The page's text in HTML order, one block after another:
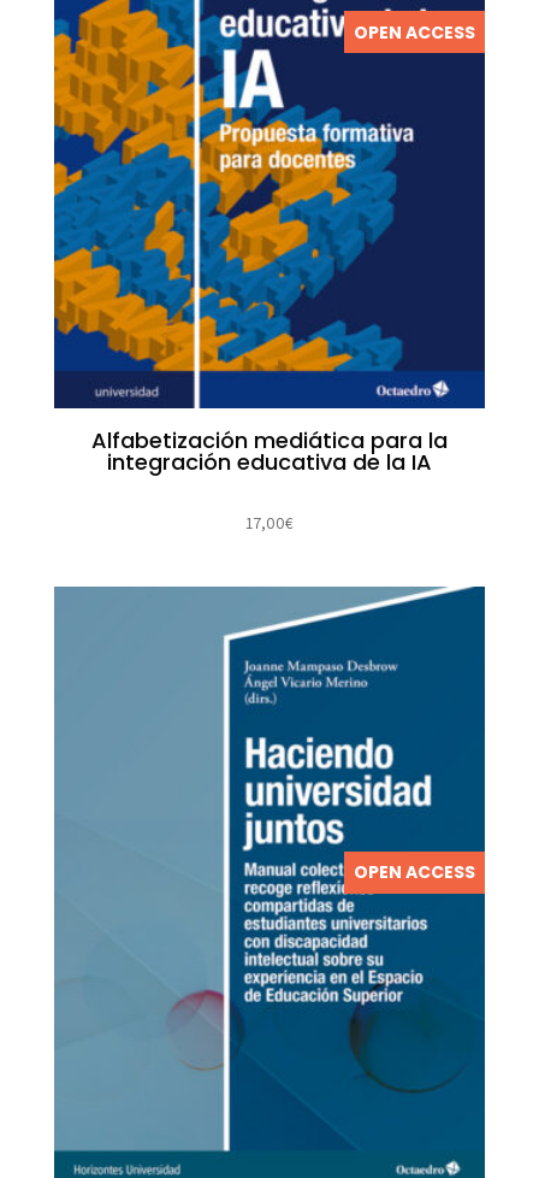
OPEN ACCESS
Alfabetización mediática para la
integración educativa de la IA
17,00€
OPEN ACCESS